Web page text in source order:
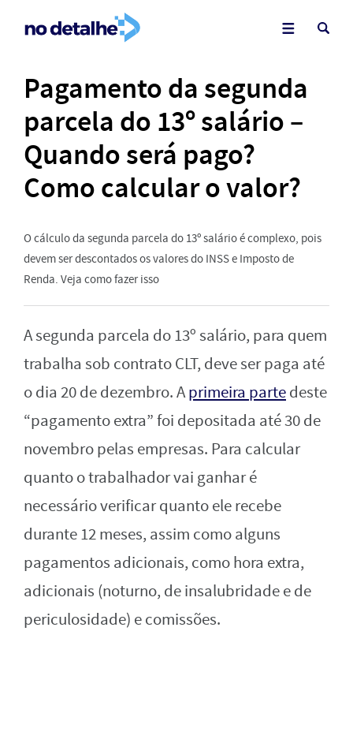
Pagamento da segunda
parcela do 13º salário –
Quando será pago?
Como calcular o valor?
O cálculo da segunda parcela do 13º salário é complexo, pois
devem ser descontados os valores do INSS e Imposto de
Renda. Veja como fazer isso
A segunda parcela do 13º salário, para quem
trabalha sob contrato CLT, deve ser paga até
o dia 20 de dezembro. Aprimeira partedeste
“pagamento extra” foi depositada até 30 de
novembro pelas empresas. Para calcular
quanto o trabalhador vai ganhar é
necessário verificar quanto ele recebe
durante 12 meses, assim como alguns
pagamentos adicionais, como hora extra,
adicionais (noturno, de insalubridade e de
periculosidade) e comissões.